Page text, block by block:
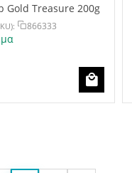
Gold Treasure 200g
866333